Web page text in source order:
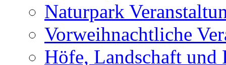
Naturpark
Vorweihnachtliche
Höfe, Landschaft und